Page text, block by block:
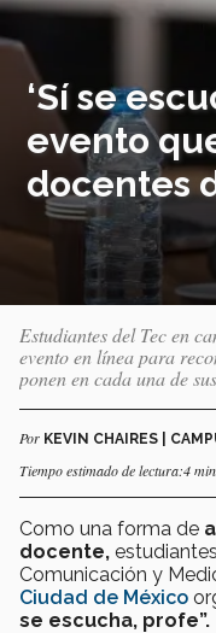
‘Sí se
evento
docentes
Estudiantes del Tec en
evento en línea para
ponen en cada una de
Por KEVIN CHAIRES |
Tiempo estimado de lectura:4
Como una forma de
docente,
Comunicación y
Ciudad de México
se escucha, profe”.